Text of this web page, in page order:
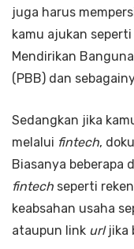
juga harus
kamu ajukan
Mendirikan
(PBB) dan
Sedangkan jika
melalui fintech,
Biasanya beberapa
fintech seperti
keabsahan usaha
ataupun link urljika